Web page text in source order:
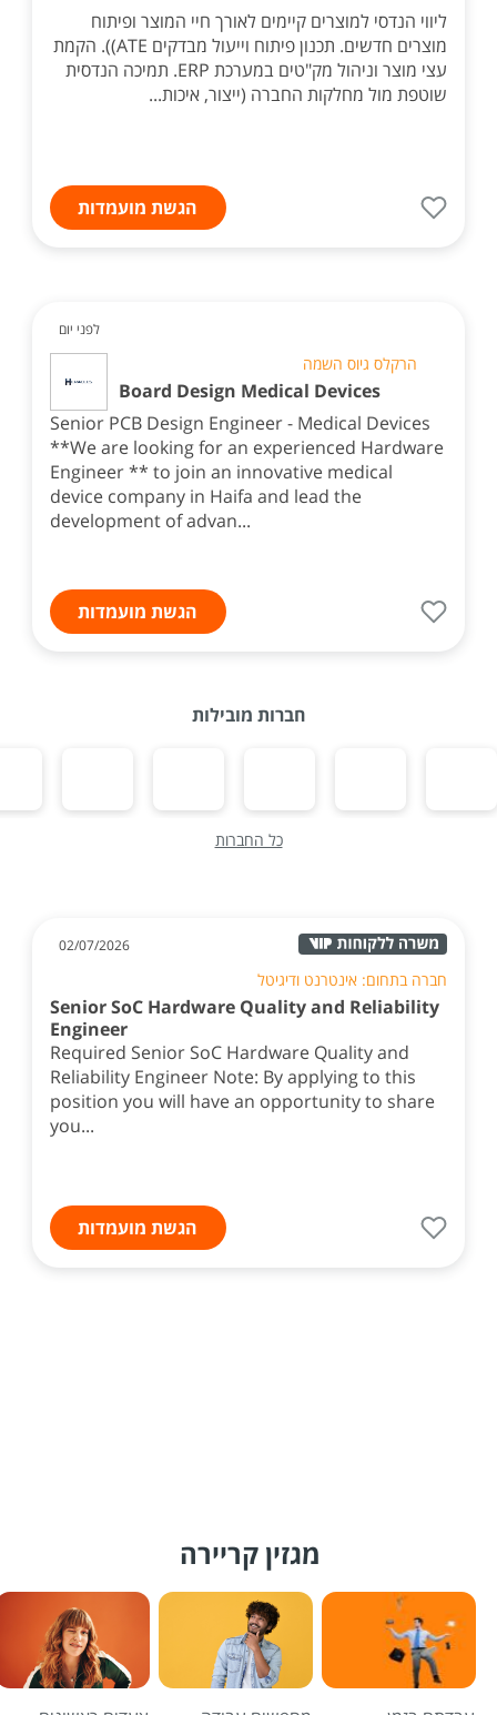
ליווי הנדסי למוצרים קיימים לאורך חיי המוצר ופיתוח
מוצרים חדשים. תכנון פיתוח וייעול מבדקים ATE)). הקמת
עצי מוצר וניהול מק"טים במערכת ERP. תמיכה הנדסית
שוטפת מול מחלקות החברה (ייצור, איכות...
הגשת מועמדות
לפני יום
הרקלס גיוס השמה
Board Design Medical Devices
Senior PCB Design Engineer - Medical Devices
**We are looking for an experienced Hardware
Engineer ** to join an innovative medical
device company in Haifa and lead the
development of advan...
הגשת מועמדות
חברות מובילות
כל החברות
02/07/2026
חברה בתחום: אינטרנט ודיגיטל
Senior SoC Hardware Quality and Reliability
Engineer
Required Senior SoC Hardware Quality and
Reliability Engineer Note: By applying to this
position you will have an opportunity to share
you...
הגשת מועמדות
מגזין קריירה